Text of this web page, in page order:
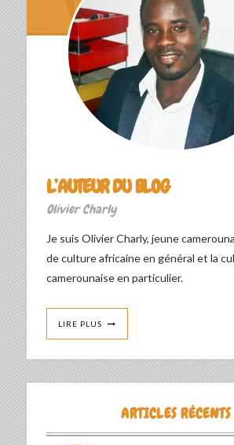
L’AUTEUR DU BLOG
Olivier Charly
Je suis Olivier Charly, jeune
de culture africaine en général et la
camerounaise en particulier.
LIRE PLUS
ARTICLES RÉCENTS